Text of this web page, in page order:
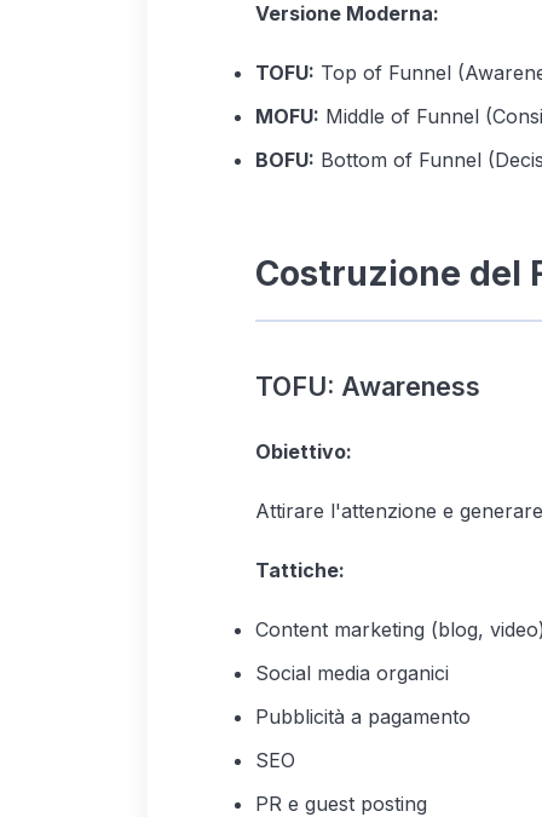
Versione Moderna:
TOFU: Top of Funnel
MOFU: Middle of Funnel
BOFU: Bottom of Funnel
Costruzione del
TOFU: Awareness
Obiettivo:
Attirare l'attenzione e
Tattiche:
Content marketing (blog,
Social media organici
Pubblicità a pagamento
SEO
PR e guest posting